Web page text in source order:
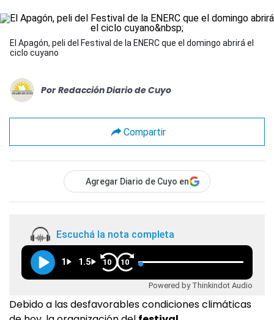
El Apagón, peli del Festival de la ENERC que el domingo abrirá el
ciclo cuyano
Por Redacción Diario de Cuyo
Compartir
Agregar Diario de Cuyo en
Escuchá la nota completa
1 1.5 10 10
Powered by Thinkindot Audio
Debido a las desfavorables condiciones climáticas